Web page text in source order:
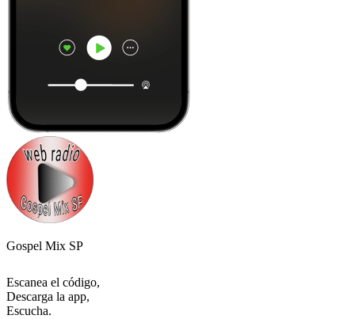
Gospel Mix SP
Escanea el código,
Descarga la app,
Escucha.